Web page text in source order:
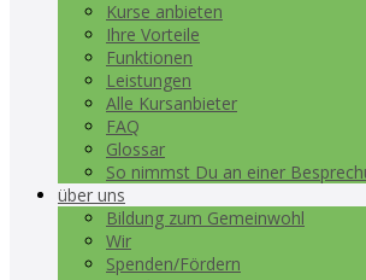
Kurse anbieten
Ihre Vorteile
Funktionen
Leistungen
Alle Kursanbieter
FAQ
Glossar
So nimmst Du an einer
über uns
Bildung zum Gemeinwohl
Wir
Spenden/Fördern